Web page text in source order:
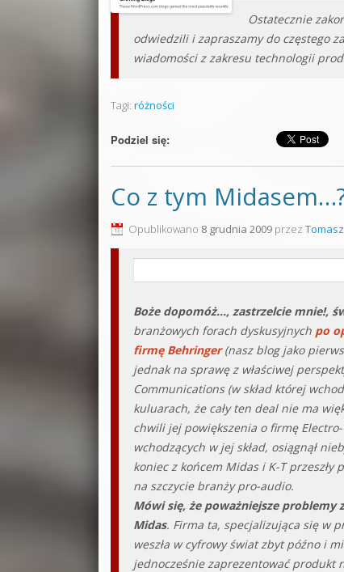
Ostatecznie
odwiedzili i zapraszamy do częstego
wiadomości z zakresu technologii
Tagi: różności
Podziel się:
Co z tym
Opublikowano 8 grudnia 2009 przez
Boże dopomóż…, zastrzelcie mnie!,
branżowych forach dyskusyjnych po
firmę Behringer(nasz blog jako
jednak na sprawę z właściwej
Communications (w skład której
kuluarach, że cały ten deal nie ma
chwili jej powiększenia o firmę
wchodzących w jej skład, osiągnął
koniec z końcem Midas i K-T
na szczycie branży pro-audio.
Mówi się, że poważniejsze problemy
Midas. Firma ta, specjalizująca się w
weszła w cyfrowy świat zbyt późno i
jednocześnie zaprezentować produkt